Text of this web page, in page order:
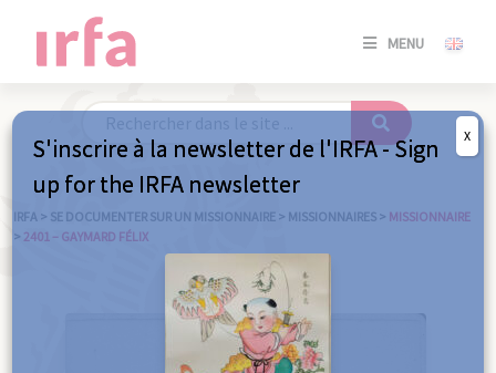
MENU
SE
/
IRFA > SE DOCUMENTER SUR UN MISSIONNAIRE > MISSIONNAIRES > MISSIONNAIRE
> 2401 – GAYMARD FÉLIX
S'inscrire à la newsletter de l'IRFA - Sign
up for the IRFA newsletter
X